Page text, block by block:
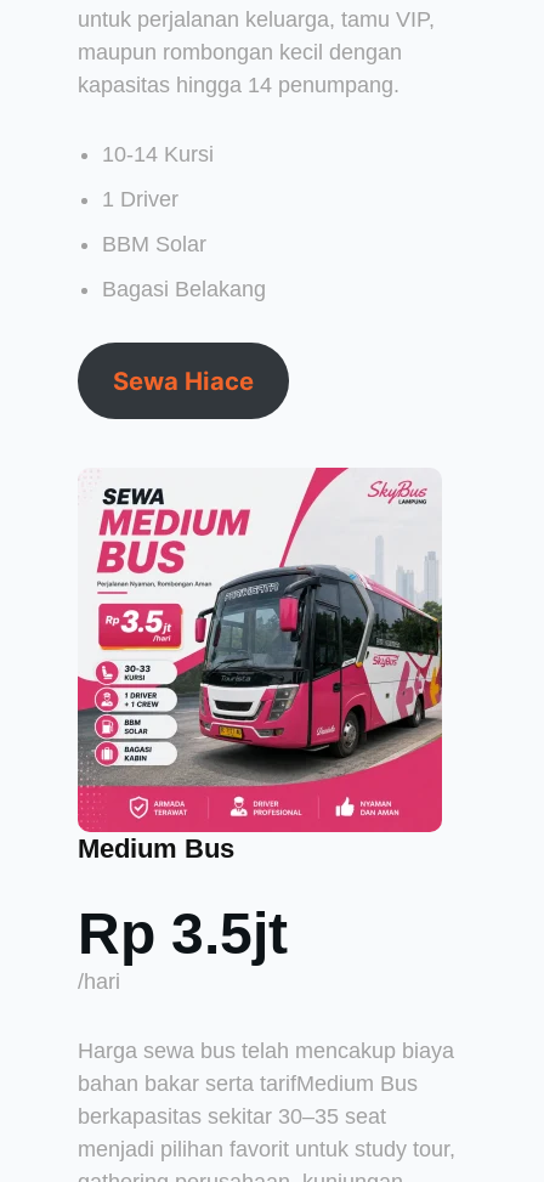
untuk perjalanan keluarga, tamu VIP,
maupun rombongan kecil dengan
kapasitas hingga 14 penumpang.
10-14 Kursi
1 Driver
BBM Solar
Bagasi Belakang
Sewa Hiace
Medium Bus
Rp 3.5jt
/hari
Harga sewa bus telah mencakup biaya
bahan bakar serta tarifMedium Bus
berkapasitas sekitar 30–35 seat
menjadi pilihan favorit untuk study tour,